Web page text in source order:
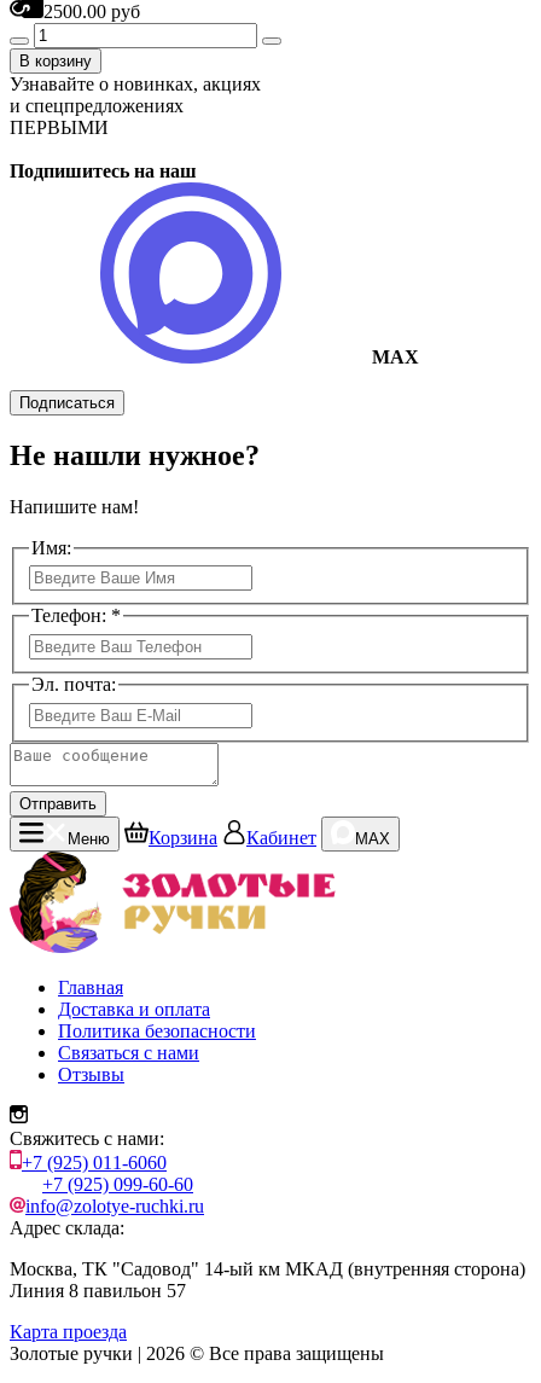
2500.00 руб
В корзину
Узнавайте о новинках, акциях
и спецпредложениях
ПЕРВЫМИ
Подпишитесь на наш
MAX
Подписаться
Не нашли нужное?
Напишите нам!
Имя:
Телефон: *
Эл. почта:
Отправить
Меню
Корзина Кабинет MAX
Главная
Доставка и оплата
Политика безопасности
Связаться с нами
Отзывы
Свяжитесь с нами:
+7 (925) 011-6060
+7 (925) 099-60-60
info@zolotye-ruchki.ru
Адрес склада:
Москва, ТК "Садовод" 14-ый км МКАД (внутренняя сторона)
Линия 8 павильон 57
Карта проезда
Золотые ручки | 2026 © Все права защищены